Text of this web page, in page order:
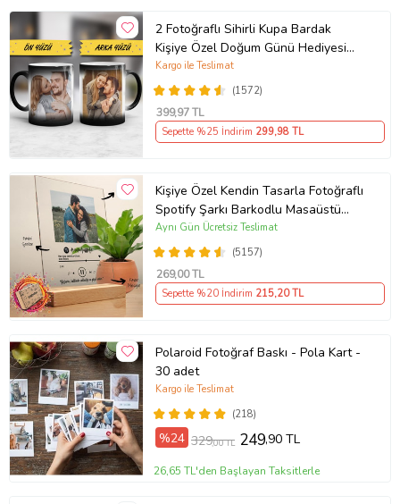
2 Fotoğraflı Sihirli Kupa Bardak
Kişiye Özel Doğum Günü Hediyesi
Sevgiliye Hediye Anneye Babaya
Ablaya Abiye Kız Erkek Kardeşe
Arkadaşa Resimli Günü Yıl Dönümü
Hediyesi
(1572)
Kargo ile Teslimat
399,97 TL
Sepette %25 İndirim 299,98 TL
Kişiye Özel Kendin Tasarla Fotoğraflı
Spotify Şarkı Barkodlu Masaüstü
Plak Fotoğraf Çerçevesi
(5157)
Aynı Gün Ücretsiz Teslimat
269,00 TL
Sepette %20 İndirim 215,20 TL
Polaroid Fotoğraf Baskı - Pola Kart -
30 adet
(218)
Kargo ile Teslimat
%24 329,00 TL 249,90 TL
26,65 TL'den Başlayan Taksitlerle